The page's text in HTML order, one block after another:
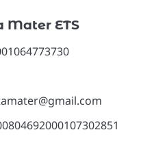
Mater ETS